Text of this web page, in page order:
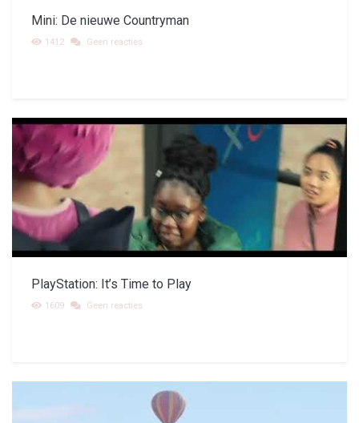
Mini: De nieuwe Countryman
1412 Geen reacties
PlayStation: It’s Time to Play
1609 Geen reacties